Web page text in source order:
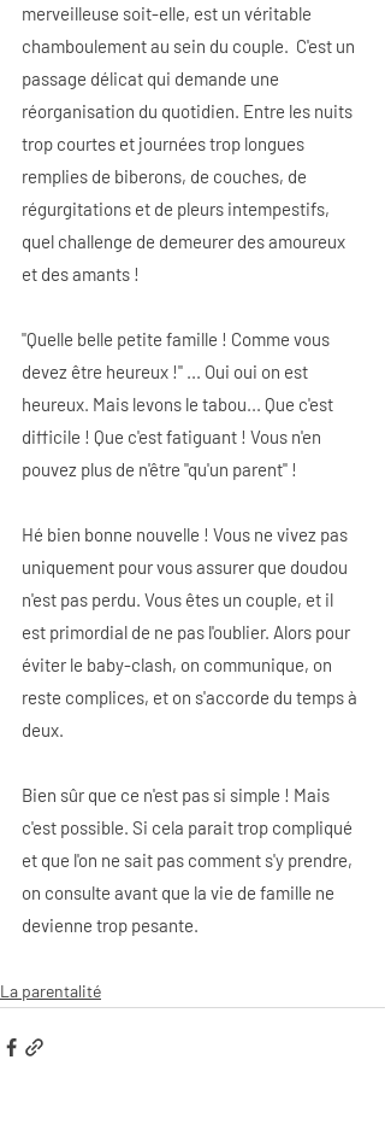
merveilleuse soit-elle, est un véritable
chamboulement au sein du couple.  C'est un
passage délicat qui demande une
réorganisation du quotidien. Entre les nuits
trop courtes et journées trop longues
remplies de biberons, de couches, de
régurgitations et de pleurs intempestifs,
quel challenge de demeurer des amoureux
et des amants !
"Quelle belle petite famille ! Comme vous
devez être heureux !" ... Oui oui on est
heureux. Mais levons le tabou... Que c'est
difficile ! Que c'est fatiguant ! Vous n'en
pouvez plus de n'être "qu'un parent" !
Hé bien bonne nouvelle ! Vous ne vivez pas
uniquement pour vous assurer que doudou
n'est pas perdu. Vous êtes un couple, et il
est primordial de ne pas l'oublier. Alors pour
éviter le baby-clash, on communique, on
reste complices, et on s'accorde du temps à
deux.
Bien sûr que ce n'est pas si simple ! Mais
c'est possible. Si cela parait trop compliqué
et que l'on ne sait pas comment s'y prendre,
on consulte avant que la vie de famille ne
devienne trop pesante.
La parentalité